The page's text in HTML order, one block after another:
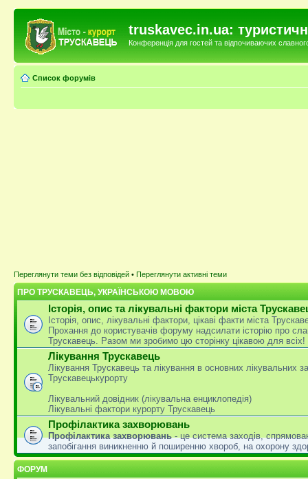
truskavec.in.ua:
Конференція для гостей та відпочиваючих
Список форумів
Переглянути теми без відповідей • Переглянути активні теми
ПРО ТРУСКАВЕЦЬ, УКРАЇНСЬКОЮ МОВОЮ
Історія, опис та лікувальні фактори міста
Історія, опис, лікувальні фактори, цікаві факти міста
Прохання до користувачів форуму надсилати історію про
Трускавець. Разом ми зробимо цю сторінку цікавою для всіх!
Лікування Трускавець
Лікування Трускавець та лікування в основних лікувальних
Трускавецькурорту
Лікувальний довідник (лікувальна енциклопедія)
Лікувальні фактори курорту Трускавець
Профілактика захворювань
Профілактика захворювань- це система заходів,
запобігання виникненню й поширенню хвороб, на охорону
ФОРУМ